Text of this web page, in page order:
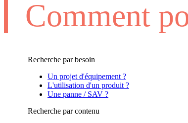
Comment
Recherche par besoin
Un projet d'équipement ?
L'utilisation d'un produit ?
Une panne / SAV ?
Recherche par contenu